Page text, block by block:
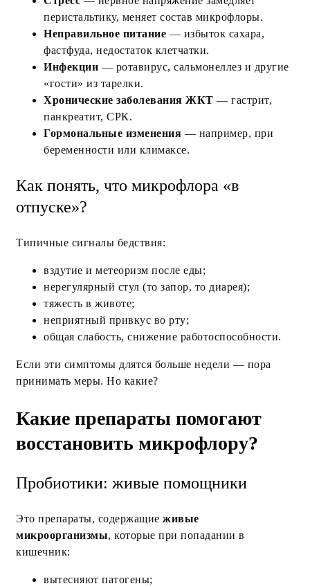
перистальтику, меняет состав микрофлоры.
Неправильное питание — избыток сахара,
фастфуда, недостаток клетчатки.
Инфекции — ротавирус, сальмонеллез и другие
«гости» из тарелки.
Хронические заболевания ЖКТ — гастрит,
панкреатит, СРК.
Гормональные изменения — например, при
беременности или климаксе.
Как понять, что микрофлора «в
отпуске»?
Типичные сигналы бедствия:
вздутие и метеоризм после еды;
нерегулярный стул (то запор, то диарея);
тяжесть в животе;
неприятный привкус во рту;
общая слабость, снижение работоспособности.
Если эти симптомы длятся больше недели — пора
принимать меры. Но какие?
Какие препараты помогают
восстановить микрофлору?
Пробиотики: живые помощники
Это препараты, содержащие живые
микроорганизмы, которые при попадании в
кишечник:
вытесняют патогены;